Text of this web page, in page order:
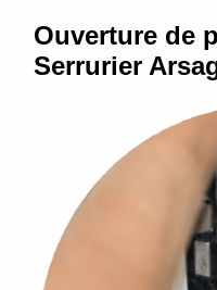
Ouverture de
Serrurier